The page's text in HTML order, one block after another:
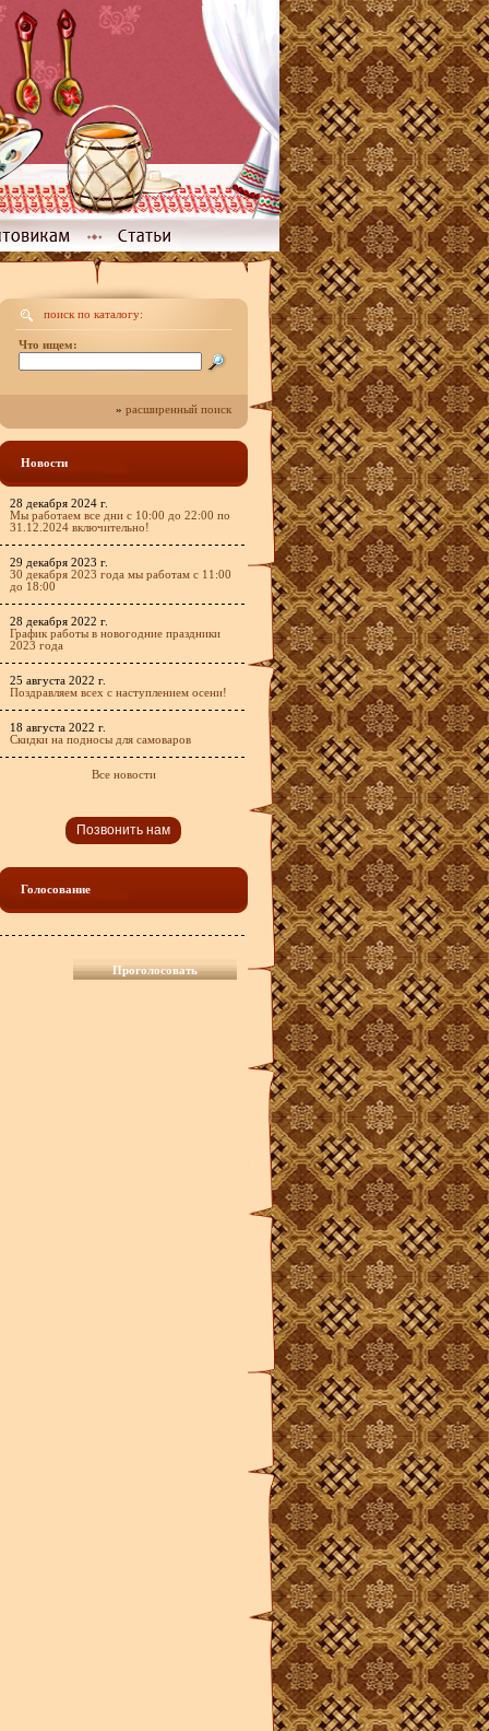
поиск по каталогу:
Что ищем:
» расширенный поиск
Новости
28 декабря 2024 г.
Мы работаем все дни с 10:00 до 22:00 по
31.12.2024 включительно!
29 декабря 2023 г.
30 декабря 2023 года мы работам с 11:00
до 18:00
28 декабря 2022 г.
График работы в новогодние праздники
2023 года
25 августа 2022 г.
Поздравляем всех с наступлением осени!
18 августа 2022 г.
Скидки на подносы для самоваров
Все новости
Позвонить нам
Голосование